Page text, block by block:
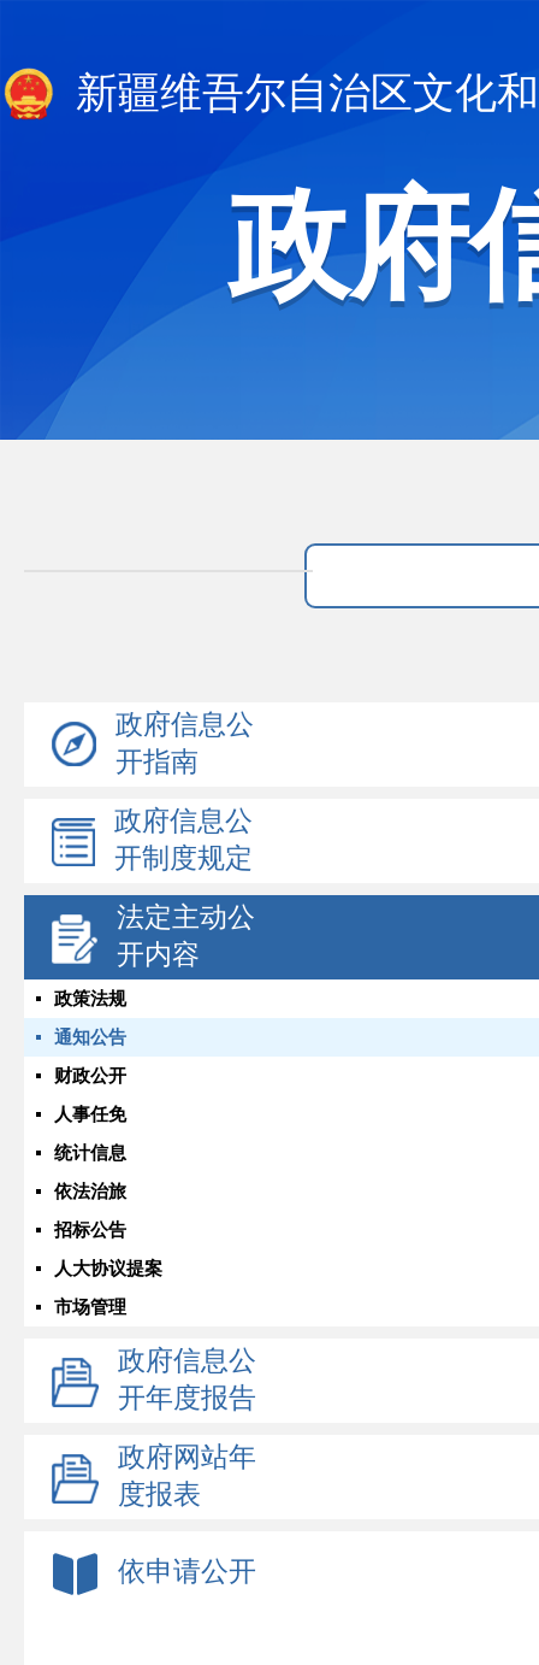
新疆维吾尔自治区文化
政府
政府信息公
开指南
政府信息公
开制度规定
法定主动公
开内容
政策法规
通知公告
财政公开
人事任免
统计信息
依法治旅
招标公告
人大协议提案
市场管理
政府信息公
开年度报告
政府网站年
度报表
依申请公开